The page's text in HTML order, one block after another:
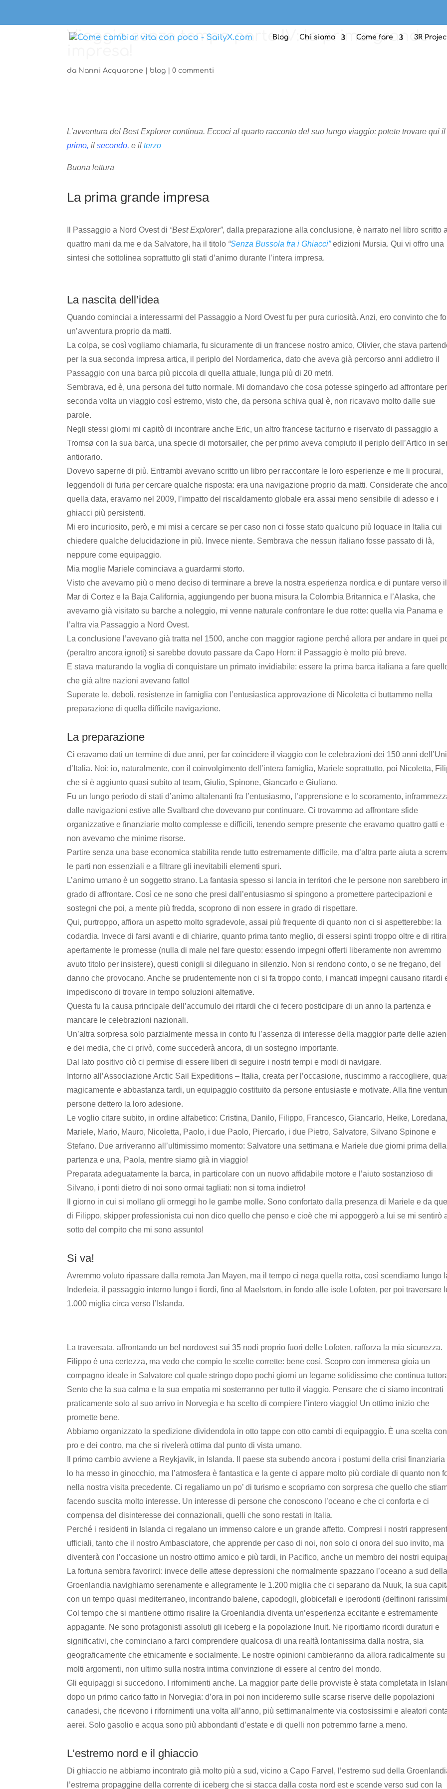
Blog Chi siamo Come fare 3R
Viaggio senza tempo parte IV: la prima grande
da Nanni Acquarone blog |0 commenti
L’avventura del Best Explorer continua. Eccoci al quarto racconto del suo lungo viaggio: potete trovare qui il
primo,il secondo,e ilterzo
Buona lettura
La prima grande impresa
Il Passaggio a Nord Ovest di “Best Explorer”, dalla preparazione alla conclusione, è narrato nel libro scritto
quattro mani da me e da Salvatore, ha il titolo “Senza Bussola fra i Ghiacci”edizioni Mursia. Qui vi offro una
sintesi che sottolinea soprattutto gli stati d’animo durante l’intera impresa.
La nascita dell’idea
Quando cominciai a interessarmi del Passaggio a Nord Ovest fu per pura curiosità. Anzi, ero convinto che
un’avventura proprio da matti.
La colpa, se così vogliamo chiamarla, fu sicuramente di un francese nostro amico, Olivier, che stava
per la sua seconda impresa artica, il periplo del Nordamerica, dato che aveva già percorso anni addietro il
Passaggio con una barca più piccola di quella attuale, lunga più di 20 metri.
Sembrava, ed è, una persona del tutto normale. Mi domandavo che cosa potesse spingerlo ad affrontare
seconda volta un viaggio così estremo, visto che, da persona schiva qual è, non ricavavo molto dalle sue
parole.
Negli stessi giorni mi capitò di incontrare anche Eric, un altro francese taciturno e riservato di passaggio a
Tromsø con la sua barca, una specie di motorsailer, che per primo aveva compiuto il periplo dell’Artico in
antiorario.
Dovevo saperne di più. Entrambi avevano scritto un libro per raccontare le loro esperienze e me li procurai,
leggendoli di furia per cercare qualche risposta: era una navigazione proprio da matti. Considerate che
quella data, eravamo nel 2009, l’impatto del riscaldamento globale era assai meno sensibile di adesso e i
ghiacci più persistenti.
Mi ero incuriosito, però, e mi misi a cercare se per caso non ci fosse stato qualcuno più loquace in Italia cui
chiedere qualche delucidazione in più. Invece niente. Sembrava che nessun italiano fosse passato di là,
neppure come equipaggio.
Mia moglie Mariele cominciava a guardarmi storto.
Visto che avevamo più o meno deciso di terminare a breve la nostra esperienza nordica e di puntare verso il
Mar di Cortez e la Baja California, aggiungendo per buona misura la Colombia Britannica e l’Alaska, che
avevamo già visitato su barche a noleggio, mi venne naturale confrontare le due rotte: quella via Panama e
l’altra via Passaggio a Nord Ovest.
La conclusione l’avevano già tratta nel 1500, anche con maggior ragione perché allora per andare in quei
(peraltro ancora ignoti) si sarebbe dovuto passare da Capo Horn: il Passaggio è molto più breve.
E stava maturando la voglia di conquistare un primato invidiabile: essere la prima barca italiana a fare
che già altre nazioni avevano fatto!
Superate le, deboli, resistenze in famiglia con l’entusiastica approvazione di Nicoletta ci buttammo nella
preparazione di quella difficile navigazione.
La preparazione
Ci eravamo dati un termine di due anni, per far coincidere il viaggio con le celebrazioni dei 150 anni
d’Italia. Noi: io, naturalmente, con il coinvolgimento dell’intera famiglia, Mariele soprattutto, poi Nicoletta,
che si è aggiunto quasi subito al team, Giulio, Spinone, Giancarlo e Giuliano.
Fu un lungo periodo di stati d’animo altalenanti fra l’entusiasmo, l’apprensione e lo scoramento,
dalle navigazioni estive alle Svalbard che dovevano pur continuare. Ci trovammo ad affrontare sfide
organizzative e finanziarie molto complesse e difficili, tenendo sempre presente che eravamo quattro gatti e
non avevamo che minime risorse.
Partire senza una base economica stabilita rende tutto estremamente difficile, ma d’altra parte aiuta a
le parti non essenziali e a filtrare gli inevitabili elementi spuri.
L’animo umano è un soggetto strano. La fantasia spesso si lancia in territori che le persone non sarebbero in
grado di affrontare. Così ce ne sono che presi dall’entusiasmo si spingono a promettere partecipazioni e
sostegni che poi, a mente più fredda, scoprono di non essere in grado di rispettare.
Qui, purtroppo, affiora un aspetto molto sgradevole, assai più frequente di quanto non ci si aspetterebbe: la
codardia. Invece di farsi avanti e di chiarire, quanto prima tanto meglio, di essersi spinti troppo oltre e di
apertamente le promesse (nulla di male nel fare questo: essendo impegni offerti liberamente non avremmo
avuto titolo per insistere), questi conigli si dileguano in silenzio. Non si rendono conto, o se ne fregano, del
danno che provocano. Anche se prudentemente non ci si fa troppo conto, i mancati impegni causano ritardi
impediscono di trovare in tempo soluzioni alternative.
Questa fu la causa principale dell’accumulo dei ritardi che ci fecero posticipare di un anno la partenza e
mancare le celebrazioni nazionali.
Un’altra sorpresa solo parzialmente messa in conto fu l’assenza di interesse della maggior parte delle
e dei media, che ci privò, come succederà ancora, di un sostegno importante.
Dal lato positivo ciò ci permise di essere liberi di seguire i nostri tempi e modi di navigare.
Intorno all’Associazione Arctic Sail Expeditions – Italia, creata per l’occasione, riuscimmo a raccogliere,
magicamente e abbastanza tardi, un equipaggio costituito da persone entusiaste e motivate. Alla fine
persone dettero la loro adesione.
Le voglio citare subito, in ordine alfabetico: Cristina, Danilo, Filippo, Francesco, Giancarlo, Heike, Loredana,
Mariele, Mario, Mauro, Nicoletta, Paolo, i due Paolo, Piercarlo, i due Pietro, Salvatore, Silvano Spinone e
Stefano. Due arriveranno all’ultimissimo momento: Salvatore una settimana e Mariele due giorni prima della
partenza e una, Paola, mentre siamo già in viaggio!
Preparata adeguatamente la barca, in particolare con un nuovo affidabile motore e l’aiuto sostanzioso di
Silvano, i ponti dietro di noi sono ormai tagliati: non si torna indietro!
Il giorno in cui si mollano gli ormeggi ho le gambe molle. Sono confortato dalla presenza di Mariele e da
di Filippo, skipper professionista cui non dico quello che penso e cioè che mi appoggerò a lui se mi sentirò
sotto del compito che mi sono assunto!
Si va!
Avremmo voluto ripassare dalla remota Jan Mayen, ma il tempo ci nega quella rotta, così scendiamo lungo
Inderleia, il passaggio interno lungo i fiordi, fino al Maelsrtom, in fondo alle isole Lofoten, per poi traversare
1.000 miglia circa verso l’Islanda.
La traversata, affrontando un bel nordovest sui 35 nodi proprio fuori delle Lofoten, rafforza la mia sicurezza.
Filippo è una certezza, ma vedo che compio le scelte corrette: bene così. Scopro con immensa gioia un
compagno ideale in Salvatore col quale stringo dopo pochi giorni un legame solidissimo che continua
Sento che la sua calma e la sua empatia mi sosterranno per tutto il viaggio. Pensare che ci siamo incontrati
praticamente solo al suo arrivo in Norvegia e ha scelto di compiere l’intero viaggio! Un ottimo inizio che
promette bene.
Abbiamo organizzato la spedizione dividendola in otto tappe con otto cambi di equipaggio. È una scelta
pro e dei contro, ma che si rivelerà ottima dal punto di vista umano.
Il primo cambio avviene a Reykjavik, in Islanda. Il paese sta subendo ancora i postumi della crisi finanziaria
lo ha messo in ginocchio, ma l’atmosfera è fantastica e la gente ci appare molto più cordiale di quanto non
nella nostra visita precedente. Ci regaliamo un po’ di turismo e scopriamo con sorpresa che quello che
facendo suscita molto interesse. Un interesse di persone che conoscono l’oceano e che ci conforta e ci
compensa del disinteresse dei connazionali, quelli che sono restati in Italia.
Perché i residenti in Islanda ci regalano un immenso calore e un grande affetto. Compresi i nostri
ufficiali, tanto che il nostro Ambasciatore, che apprende per caso di noi, non solo ci onora del suo invito, ma
diventerà con l’occasione un nostro ottimo amico e più tardi, in Pacifico, anche un membro dei nostri
La fortuna sembra favorirci: invece delle attese depressioni che normalmente spazzano l’oceano a sud della
Groenlandia navighiamo serenamente e allegramente le 1.200 miglia che ci separano da Nuuk, la sua
con un tempo quasi mediterraneo, incontrando balene, capodogli, globicefali e iperodonti (delfinoni
Col tempo che si mantiene ottimo risalire la Groenlandia diventa un’esperienza eccitante e estremamente
appagante. Ne sono protagonisti assoluti gli iceberg e la popolazione Inuit. Ne riportiamo ricordi duraturi e
significativi, che cominciano a farci comprendere qualcosa di una realtà lontanissima dalla nostra, sia
geograficamente che etnicamente e socialmente. Le nostre opinioni cambieranno da allora radicalmente su
molti argomenti, non ultimo sulla nostra intima convinzione di essere al centro del mondo.
Gli equipaggi si succedono. I rifornimenti anche. La maggior parte delle provviste è stata completata in
dopo un primo carico fatto in Norvegia: d’ora in poi non incideremo sulle scarse riserve delle popolazioni
canadesi, che ricevono i rifornimenti una volta all’anno, più settimanalmente via costosissimi e aleatori
aerei. Solo gasolio e acqua sono più abbondanti d’estate e di quelli non potremmo farne a meno.
L’estremo nord e il ghiaccio
Di ghiaccio ne abbiamo incontrato già molto più a sud, vicino a Capo Farvel, l’estremo sud della
l’estrema propaggine della corrente di iceberg che si stacca dalla costa nord est e scende verso sud con la